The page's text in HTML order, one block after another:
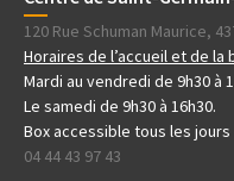
120 Rue Schuman Maurice,
Horaires de l’accueil et de la
Mardi au vendredi de 9h30 à
Le samedi de 9h30 à 16h30.
Box accessible tous les jours
04 44 43 97 43